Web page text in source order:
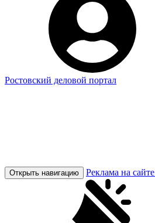
Ростовский деловой портал
Открыть навигацию Реклама на сайте